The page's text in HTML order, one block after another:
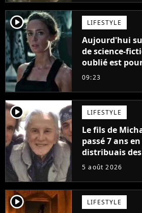
player2 LIFESTYLE
Aujourd'hui
de science-
oublié est
meilleurs des
09:23
player2 LIFESTYLE
Le fils de
passé 7 ans
distribuais
père"
5 août 2026
player2 LIFESTYLE